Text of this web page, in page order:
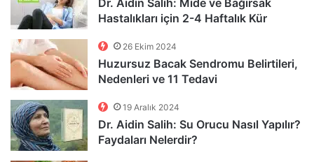
Dr. Aidin Salih: Mide ve Bağırsak
Hastalıkları için 2-4 Haftalık Kür
26 Ekim 2024
Huzursuz Bacak Sendromu Belirtileri,
Nedenleri ve 11 Tedavi
19 Aralık 2024
Dr. Aidin Salih: Su Orucu Nasıl Yapılır?
Faydaları Nelerdir?